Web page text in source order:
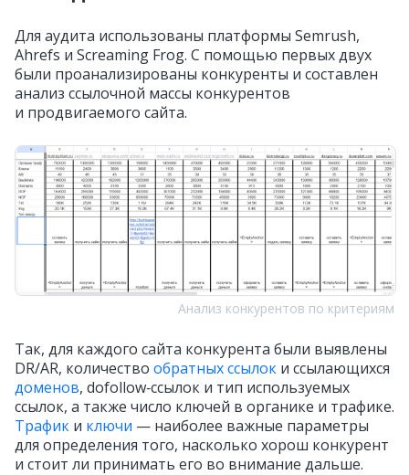
Для аудита использованы платформы Semrush,
Ahrefs и Screaming Frog. С помощью первых двух
были проанализированы конкуренты и составлен
анализ ссылочной массы конкурентов
и продвигаемого сайта.
Анализ конкурентов по критериям
Так, для каждого сайта конкурента были выявлены
DR/AR, количество обратных ссылок и ссылающихся
доменов, dofollow‑ссылок и тип используемых
ссылок, а также число ключей в органике и трафике.
Трафик и ключи — наиболее важные параметры
для определения того, насколько хорош конкурент
и стоит ли принимать его во внимание дальше.